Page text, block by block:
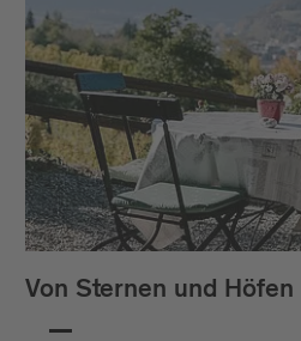
Von Sternen und Höfen